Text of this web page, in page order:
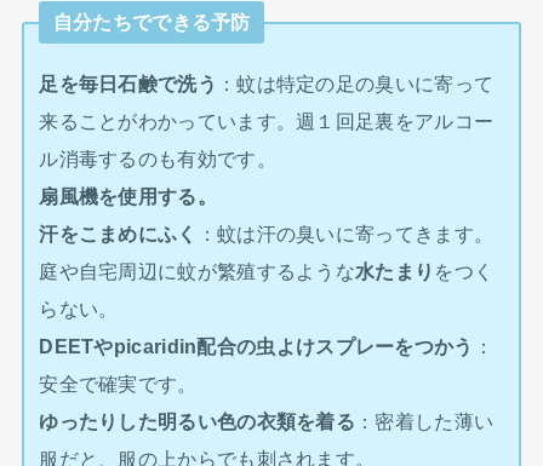
自分たちでできる予防
足を毎日石鹸で洗う ：蚊は特定の足の臭いに寄って
来ることがわかっています。週１回足裏をアルコー
ル消毒するのも有効です。
扇風機を使用する。
汗をこまめにふく
：蚊は汗の臭いに寄ってきます。
庭や自宅周辺に蚊が繁殖するような水たまり をつく
らない。
DEETやpicaridin配合の虫よけスプレーをつかう
：
安全で確実です。
ゆったりした明るい色の衣類を着る ：密着した薄い
服だと、服の上からでも刺されます。